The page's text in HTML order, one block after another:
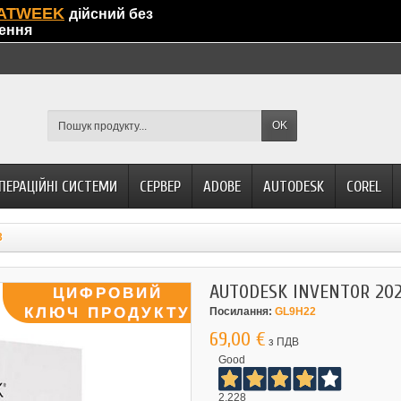
дійсний без
OK
СИСТЕМИ СЕРВЕР ADOBE AUTODESK COREL
AUTODESK INVENTOR
Посилання: GL9H22
69,00 € з ПДВ
Good
2.228